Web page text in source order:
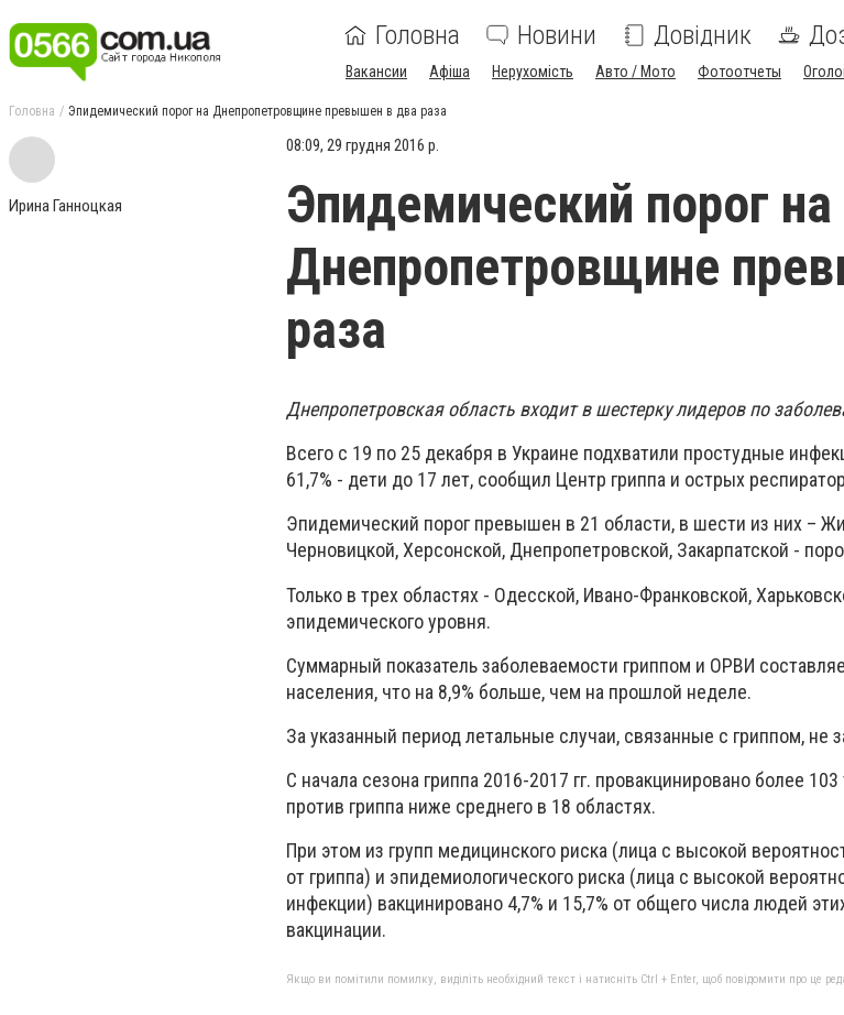
Головна Новини Довідник
Вакансии Афіша Нерухомість Авто / Мото Фотоотчеты
Головна Эпидемический порог на Днепропетровщине превышен в два раза
Ирина Ганноцкая
08:09, 29 грудня 2016 р.
Эпидемический порог на
Днепропетровщине
раза
Днепропетровская область входит в шестерку лидеров по
Всего с 19 по 25 декабря в Украине подхватили простудные
61,7% - дети до 17 лет, сообщил Центр гриппа и острых
Эпидемический порог превышен в 21 области, в шести из них –
Черновицкой, Херсонской, Днепропетровской, Закарпатской -
Только в трех областях - Одесской, Ивано-Франковской,
эпидемического уровня.
Суммарный показатель заболеваемости гриппом и ОРВИ
населения, что на 8,9% больше, чем на прошлой неделе.
За указанный период летальные случаи, связанные с гриппом, не
С начала сезона гриппа 2016-2017 гг. провакцинировано более
против гриппа ниже среднего в 18 областях.
При этом из групп медицинского риска (лица с высокой
от гриппа) и эпидемиологического риска (лица с высокой
инфекции) вакцинировано 4,7% и 15,7% от общего числа людей
вакцинации.
Якщо ви помітили помилку, виділіть необхідний текст і натисніть Ctrl + Enter, щоб повідомити про це